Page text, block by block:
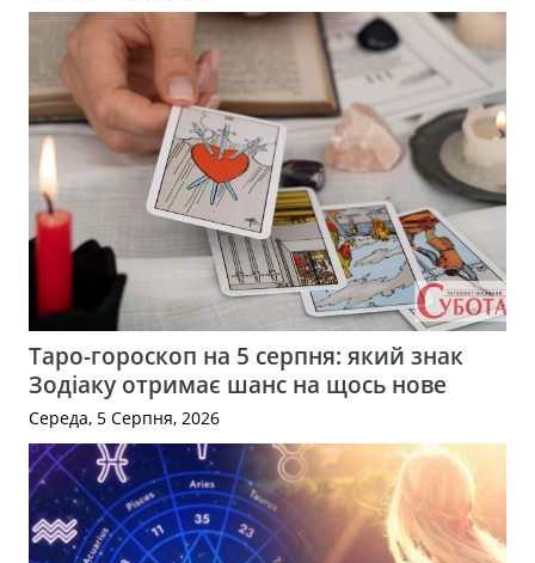
Таро-гороскоп на 5 серпня: який знак
Зодіаку отримає шанс на щось нове
Середа, 5 Серпня, 2026